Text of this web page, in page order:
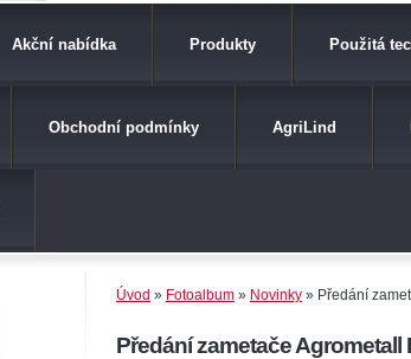
Akční nabídka Produkty Použitá
Obchodní podmínky AgriLind
Úvod » Fotoalbum » Novinky » Předání
Předání zametače Agrometall